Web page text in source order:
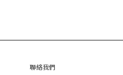
聯絡我們